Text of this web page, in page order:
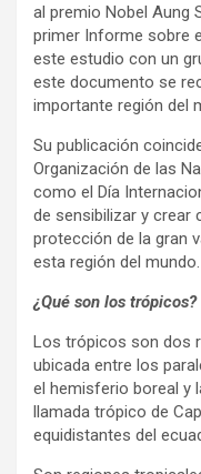
al premio Nobel Aung
primer Informe sobre
este estudio con un
este documento se
importante región del
Su publicación
Organización de las
como el Día
de sensibilizar y crear
protección de la gran
esta región del mundo.
¿Qué son los trópicos?
Los trópicos son dos
ubicada entre los
el hemisferio boreal y
llamada trópico de
equidistantes del